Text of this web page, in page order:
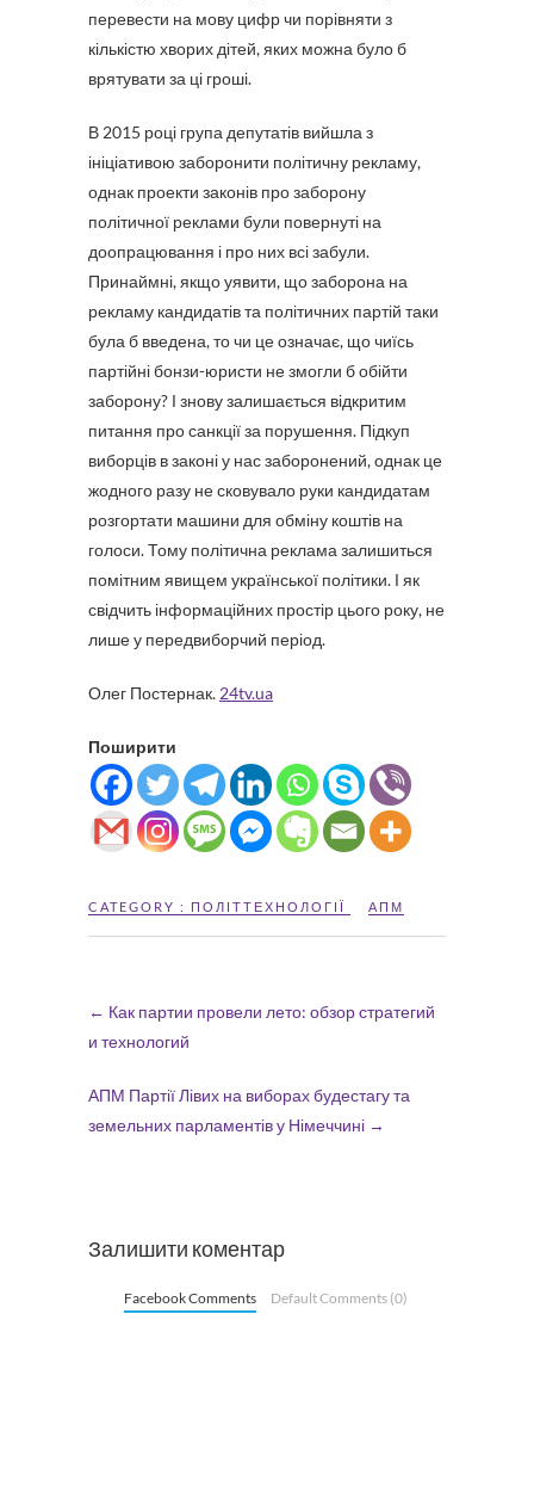
перевести на мову цифр чи порівняти з
кількістю хворих дітей, яких можна було б
врятувати за ці гроші.
В 2015 році група депутатів вийшла з
ініціативою заборонити політичну рекламу,
однак проекти законів про заборону
політичної реклами були повернуті на
доопрацювання і про них всі забули.
Принаймні, якщо уявити, що заборона на
рекламу кандидатів та політичних партій таки
була б введена, то чи це означає, що чиїсь
партійні бонзи-юристи не змогли б обійти
заборону? І знову залишається відкритим
питання про санкції за порушення. Підкуп
виборців в законі у нас заборонений, однак це
жодного разу не сковувало руки кандидатам
розгортати машини для обміну коштів на
голоси. Тому політична реклама залишиться
помітним явищем української політики. І як
свідчить інформаційних простір цього року, не
лише у передвиборчий період.
Олег Постернак. 24tv.ua
Поширити
CATEGORY : ПОЛІТТЕХНОЛОГІЇ АПМ
← Как партии провели лето: обзор стратегий
и технологий
АПМ Партії Лівих на виборах будестагу та
земельних парламентів у Німеччині →
Залишити коментар
Facebook Comments Default Comments (0)